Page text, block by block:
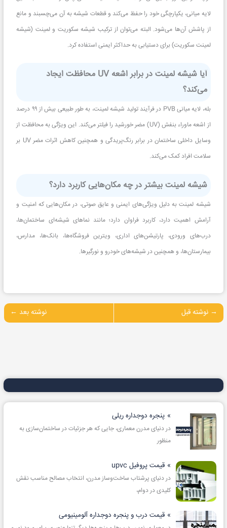
لایه میانی، یکپارچگی خود را حفظ می‌کند و قطعات شیشه به آن می‌چسبند و مانع
از پاشش آن‌ها می‌شود. البته می‌توان از ترکیب شیشه سکوریت و لمینت (شیشه
لمینت سکوریت) برای دستیابی به حداکثر ایمنی استفاده کرد.
آیا شیشه لمینت در برابر اشعه UV محافظت ایجاد
می‌کند؟
بله، لایه میانی PVB در فرآیند تولید شیشه لمینت، به طور طبیعی بیش از ۹۹ درصد
از اشعه ماوراء بنفش (UV) مضر خورشید را فیلتر می‌کند. این ویژگی به محافظت از
وسایل داخلی ساختمان در برابر رنگ‌پریدگی و همچنین کاهش اثرات مضر UV بر
سلامت افراد کمک می‌کند.
شیشه لمینت بیشتر در چه مکان‌هایی کاربرد دارد؟
شیشه لمینت به دلیل ویژگی‌های ایمنی و عایق صوتی، در مکان‌هایی که امنیت و
آرامش اهمیت دارد، کاربرد فراوان دارد؛ مانند نماهای شیشه‌ای ساختمان‌ها،
درب‌های ورودی، پارتیشن‌های اداری، ویترین فروشگاه‌ها، بانک‌ها، مدارس،
بیمارستان‌ها، و همچنین در شیشه‌های خودرو و نورگیرها.
→ نوشته قبل نوشته بعد ←
پنجره دوجداره ریلی
در دنیای مدرن معماری، جایی که هر جزئیات در ساختمان‌سازی به
منظور
قیمت پروفیل upvc
در دنیای پرشتاب ساخت‌وساز مدرن، انتخاب مصالح مناسب نقش
کلیدی در دوام،
قیمت درب و پنجره دوجداره آلومینیومی